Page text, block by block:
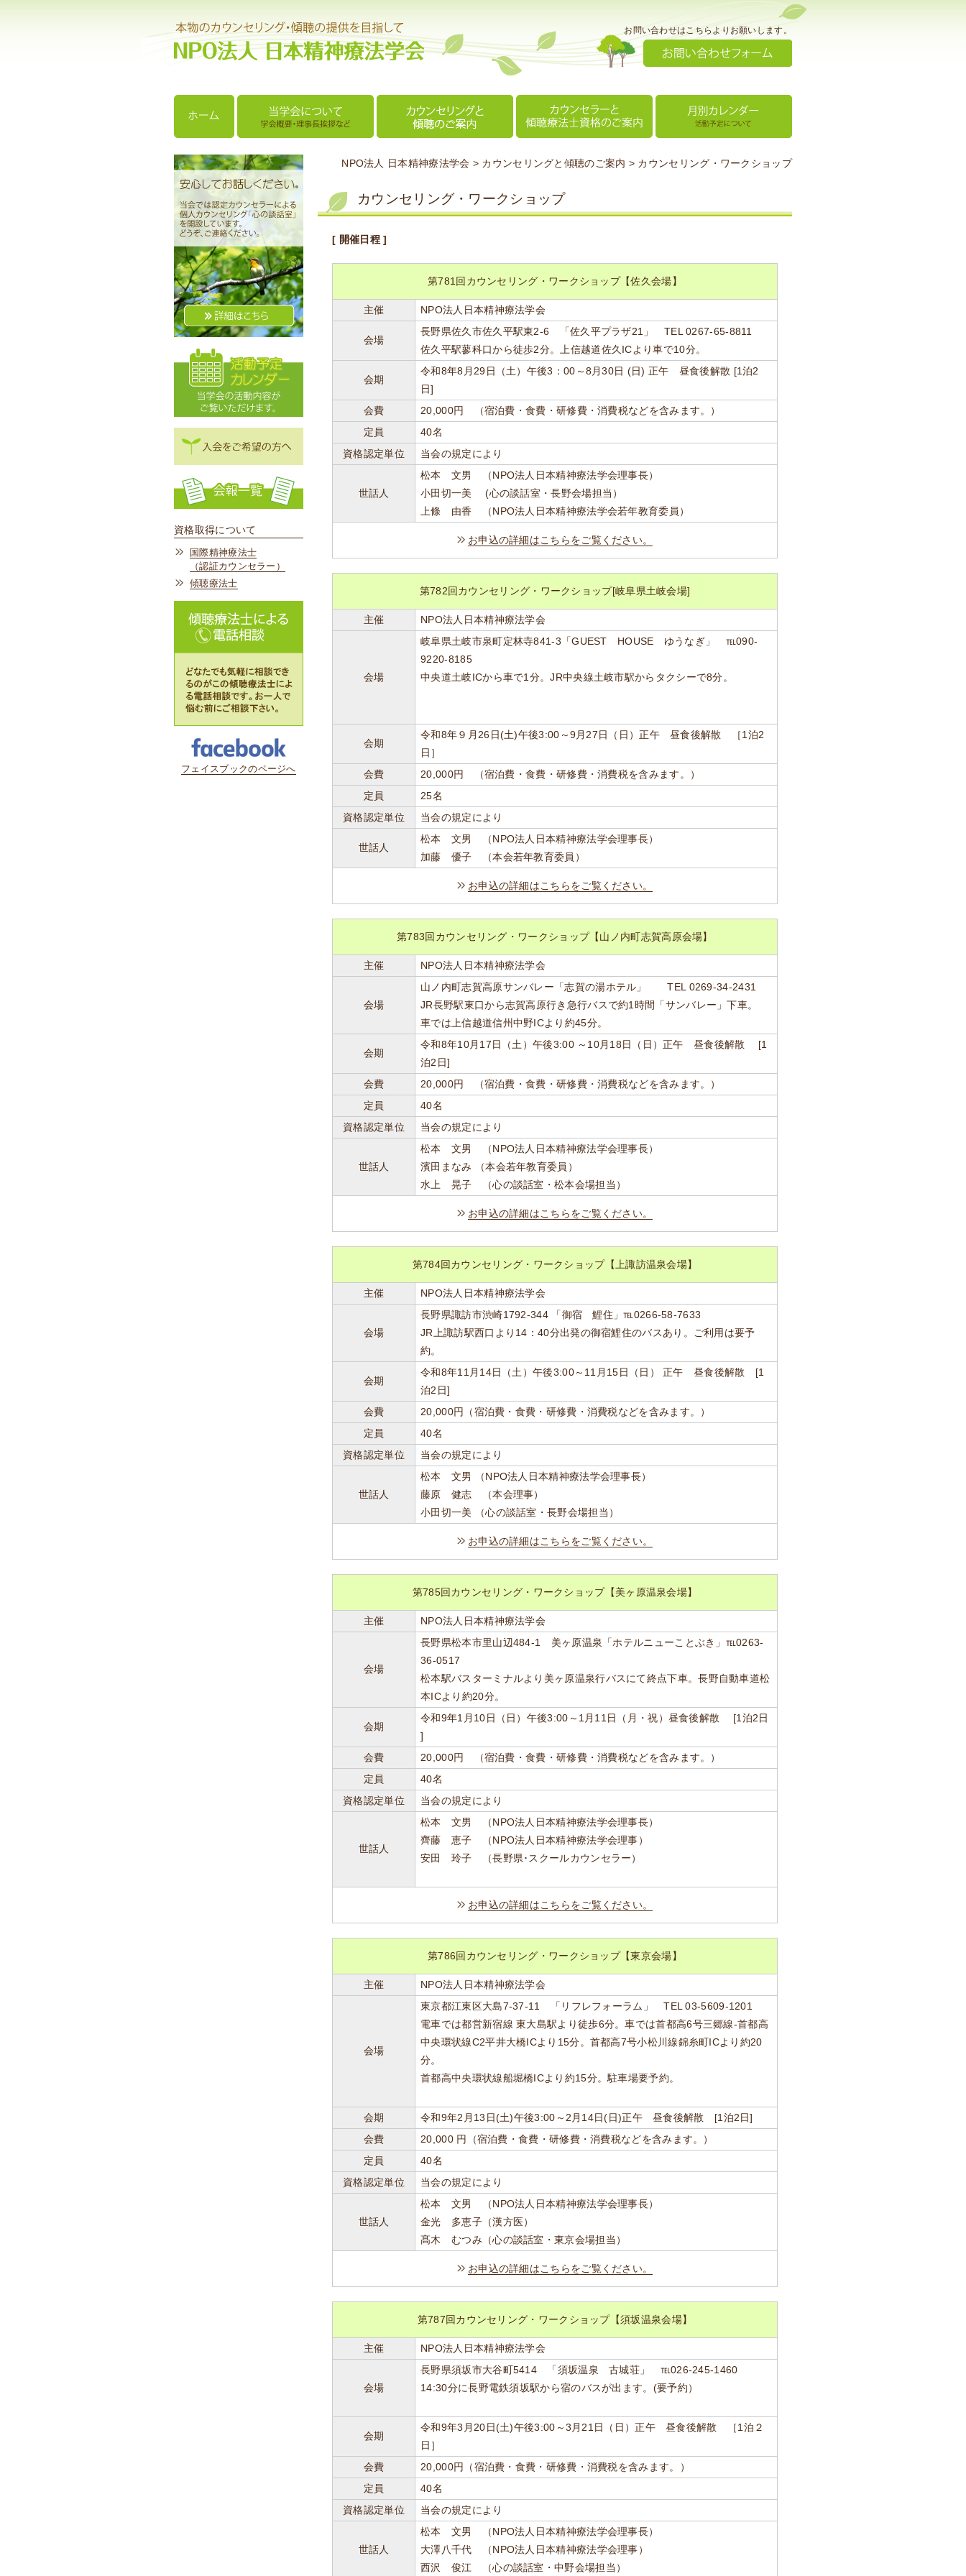
お問い合わせはこちらよりお願いします。
NPO法人 日本精神療法学会 > カウンセリングと傾聴のご案内 > カウンセリング・ワークショップ
カウンセリング・ワークショップ
[ 開催日程 ]
第781回カウンセリング・ワークショップ【佐久会場】
主催 NPO法人日本精神療法学会
会場
長野県佐久市佐久平駅東2-6 「佐久平プラザ21」 TEL 0267-65-8811
佐久平駅蓼科口から徒歩2分。上信越道佐久ICより車で10分。
会期
令和8年8月29日（土）午後3：00～8月30日 (日) 正午 昼食後解散 [1泊2
日]
会費
20,000円 （宿泊費・食費・研修費・消費税などを含みます。）
定員
40名
資格認定単位
当会の規定により
世話人
松本 文男 （NPO法人日本精神療法学会理事長）
小田切一美 (心の談話室・長野会場担当）
上條 由香 （NPO法人日本精神療法学会若年教育委員）
お申込の詳細はこちらをご覧ください。
第782回カウンセリング・ワークショップ[岐阜県土岐会場]
主催 NPO法人日本精神療法学会
会場
岐阜県土岐市泉町定林寺841-3「GUEST HOUSE ゆうなぎ」 ℡090-
9220-8185
中央道土岐ICから車で1分。JR中央線土岐市駅からタクシーで8分。
会期
令和8年９月26日(土)午後3:00～9月27日（日）正午 昼食後解散 ［1泊2
日］
会費
20,000円 （宿泊費・食費・研修費・消費税を含みます。）
定員
25名
資格認定単位
当会の規定により
世話人
松本 文男 （NPO法人日本精神療法学会理事長）
加藤 優子 （本会若年教育委員）
お申込の詳細はこちらをご覧ください。
第783回カウンセリング・ワークショップ【山ノ内町志賀高原会場】
主催 NPO法人日本精神療法学会
会場
山ノ内町志賀高原サンバレー「志賀の湯ホテル」 TEL 0269-34-2431
JR長野駅東口から志賀高原行き急行バスで約1時間「サンバレー」下車。
車では上信越道信州中野ICより約45分。
会期
令和8年10月17日（土）午後3:00 ～10月18日（日）正午 昼食後解散 [1
泊2日]
会費
20,000円 （宿泊費・食費・研修費・消費税などを含みます。）
定員
40名
資格認定単位
当会の規定により
世話人
松本 文男 （NPO法人日本精神療法学会理事長）
濱田まなみ （本会若年教育委員）
水上 晃子 （心の談話室・松本会場担当）
お申込の詳細はこちらをご覧ください。
第784回カウンセリング・ワークショップ【上諏訪温泉会場】
主催 NPO法人日本精神療法学会
会場
長野県諏訪市渋崎1792-344 「御宿 鯉住」℡0266-58-7633
JR上諏訪駅西口より14：40分出発の御宿鯉住のバスあり。ご利用は要予
約。
会期
令和8年11月14日（土）午後3:00～11月15日（日） 正午 昼食後解散 [1
泊2日]
会費
20,000円（宿泊費・食費・研修費・消費税などを含みます。）
定員
40名
資格認定単位
当会の規定により
世話人
松本 文男 （NPO法人日本精神療法学会理事長）
藤原 健志 （本会理事）
小田切一美 （心の談話室・長野会場担当）
お申込の詳細はこちらをご覧ください。
第785回カウンセリング・ワークショップ【美ヶ原温泉会場】
主催 NPO法人日本精神療法学会
会場
長野県松本市里山辺484-1 美ヶ原温泉「ホテルニューことぶき」℡0263-
36-0517
松本駅バスターミナルより美ヶ原温泉行バスにて終点下車。長野自動車道松
本ICより約20分。
会期
令和9年1月10日（日）午後3:00～1月11日（月・祝）昼食後解散 [1泊2日
]
会費
20,000円 （宿泊費・食費・研修費・消費税などを含みます。）
定員
40名
資格認定単位
当会の規定により
世話人
松本 文男 （NPO法人日本精神療法学会理事長）
齊藤 恵子 （NPO法人日本精神療法学会理事）
安田 玲子 （長野県･スクールカウンセラー）
お申込の詳細はこちらをご覧ください。
第786回カウンセリング・ワークショップ【東京会場】
主催 NPO法人日本精神療法学会
会場
東京都江東区大島7-37-11 「リフレフォーラム」 TEL 03-5609-1201
電車では都営新宿線 東大島駅より徒歩6分。車では首都高6号三郷線-首都高
中央環状線C2平井大橋ICより15分。首都高7号小松川線錦糸町ICより約20
分。
首都高中央環状線船堀橋ICより約15分。駐車場要予約。
会期
令和9年2月13日(土)午後3:00～2月14日(日)正午 昼食後解散 [1泊2日]
会費
20,000 円（宿泊費・食費・研修費・消費税などを含みます。）
定員
40名
資格認定単位
当会の規定により
世話人
松本 文男 （NPO法人日本精神療法学会理事長）
金光 多恵子（漢方医）
髙木 むつみ（心の談話室・東京会場担当）
お申込の詳細はこちらをご覧ください。
第787回カウンセリング・ワークショップ【須坂温泉会場】
主催 NPO法人日本精神療法学会
会場
長野県須坂市大谷町5414 「須坂温泉 古城荘」 ℡026-245-1460
14:30分に長野電鉄須坂駅から宿のバスが出ます。(要予約）
会期
令和9年3月20日(土)午後3:00～3月21日（日）正午 昼食後解散 ［1泊２
日］
会費
20,000円（宿泊費・食費・研修費・消費税を含みます。）
定員
40名
資格認定単位
当会の規定により
世話人
松本 文男 （NPO法人日本精神療法学会理事長）
大澤八千代 （NPO法人日本精神療法学会理事）
西沢 俊江 （心の談話室・中野会場担当）
資格取得について
国際精神療法士
（認証カウンセラー）
傾聴療法士
フェイスブックのページへ